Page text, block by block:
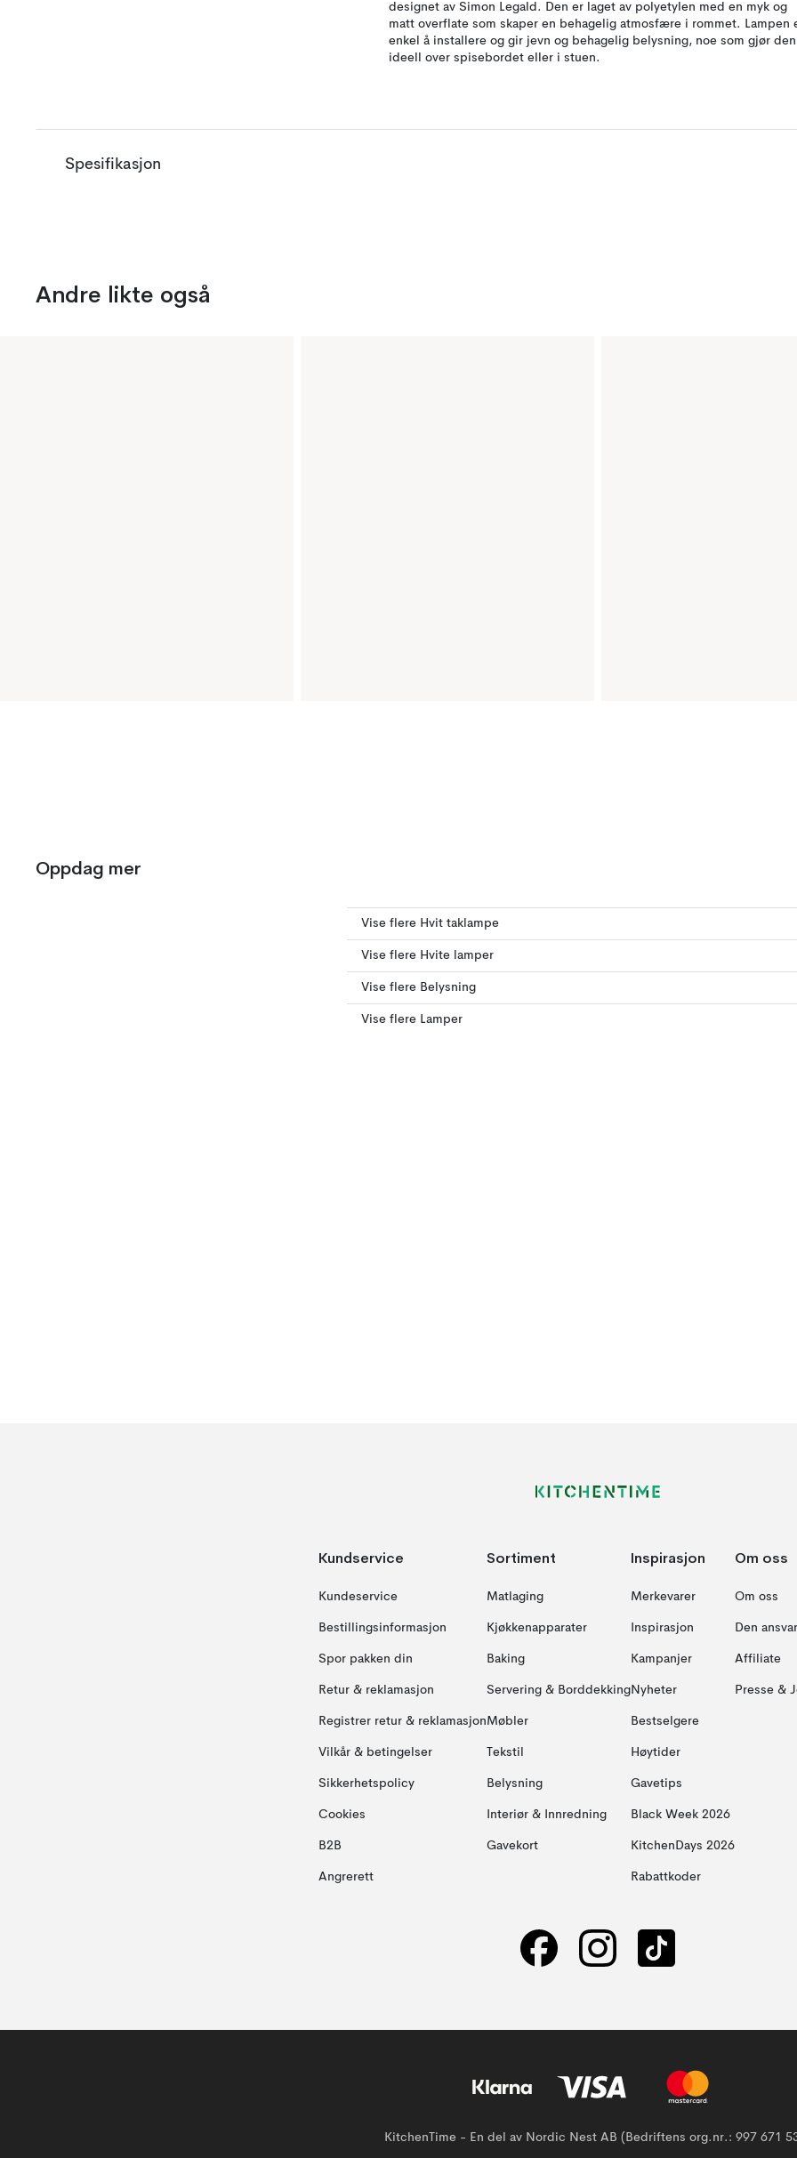
designet av Simon Legald. Den er laget av polyetylen med en myk og
matt overflate som skaper en behagelig atmosfære i rommet. Lampen
enkel å installere og gir jevn og behagelig belysning, noe som gjør den
ideell over spisebordet eller i stuen.
Spesifikasjon
Andre likte også
Oppdag mer
Vise flere Hvit taklampe
Vise flere Hvite lamper
Vise flere Belysning
Vise flere Lamper
Kundservice
Kundeservice
Bestillingsinformasjon
Spor pakken din
Retur & reklamasjon
Registrer retur & reklamasjon
Vilkår & betingelser
Sikkerhetspolicy
Cookies
B2B
Angrerett
Sortiment
Matlaging
Kjøkkenapparater
Baking
Servering & Borddekking
Møbler
Tekstil
Belysning
Interiør & Innredning
Gavekort
Inspirasjon
Merkevarer
Inspirasjon
Kampanjer
Nyheter
Bestselgere
Høytider
Gavetips
Black Week 2026
KitchenDays 2026
Rabattkoder
Om oss
Om oss
Den
Affiliate
Presse &
KitchenTime - En del av Nordic Nest AB (Bedriftens org.nr.: 997 671